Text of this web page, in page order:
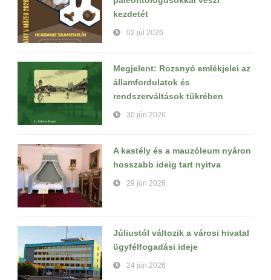
kezdetét
02 júl 2026
Megjelent: Rozsnyó emlékjelei az
államfordulatok és
rendszerváltások tükrében
30 jún 2026
A kastély és a mauzóleum nyáron
hosszabb ideig tart nyitva
29 jún 2026
Júliustól változik a városi hivatal
ügyfélfogadási ideje
24 jún 2026